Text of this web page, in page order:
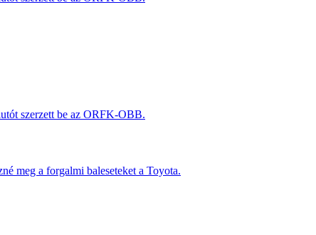
szerzett be az ORFK-OBB.
meg a forgalmi baleseteket a Toyota.